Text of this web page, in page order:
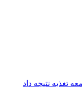
تغذیه نتیجه داد